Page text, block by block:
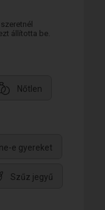
állította be.
Nőtlen
e gyereket
Szűz jegyű